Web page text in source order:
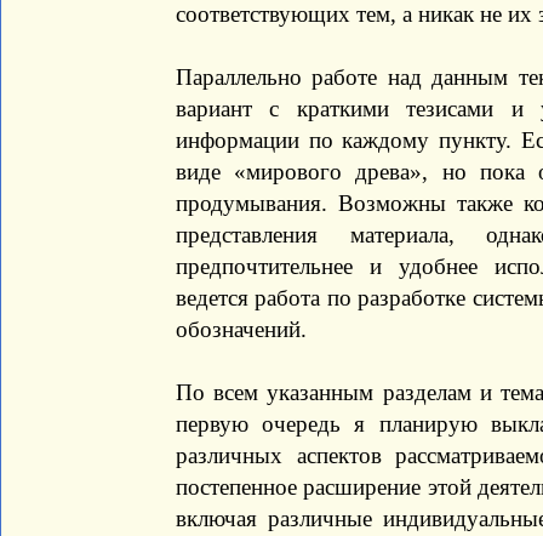
соответствующих тем, а никак не их
Параллельно работе над данным
вариант с краткими тезисами и
информации по каждому пункту.
виде «мирового древа», но пока
продумывания. Возможны также
представления материала,
предпочтительнее и удобнее
ведется работа по разработке
обозначений.
По всем указанным разделам и
первую очередь я планирую
различных аспектов
постепенное расширение этой
включая различные